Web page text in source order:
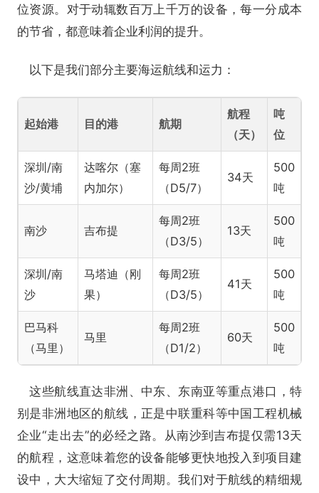
位资源。对于动辄数百万上千万的设备，每一分成本
的节省，都意味着企业利润的提升。
以下是我们部分主要海运航线和运力：
起始港 目的港 航期
航程
（天）
吨
位
深圳/南
沙/黄埔
达喀尔（塞
内加尔）
每周2班
（D5/7）
34天
500
吨
南沙 吉布提
每周2班
（D3/5）
13天
500
吨
深圳/南
沙
马塔迪（刚
果）
每周2班
（D3/5）
41天
500
吨
巴马科
（马里）
马里
每周2班
（D1/2）
60天
500
吨
这些航线直达非洲、中东、东南亚等重点港口，特
别是非洲地区的航线，正是中联重科等中国工程机械
企业“走出去”的必经之路。从南沙到吉布提仅需13天
的航程，这意味着您的设备能够更快地投入到项目建
设中，大大缩短了交付周期。我们对于航线的精细规